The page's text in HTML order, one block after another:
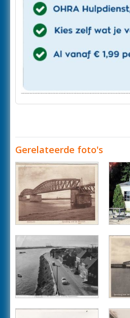
Gerelateerde foto's